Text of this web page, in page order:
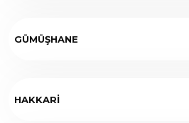
GÜMÜŞHANE
HAKKARİ